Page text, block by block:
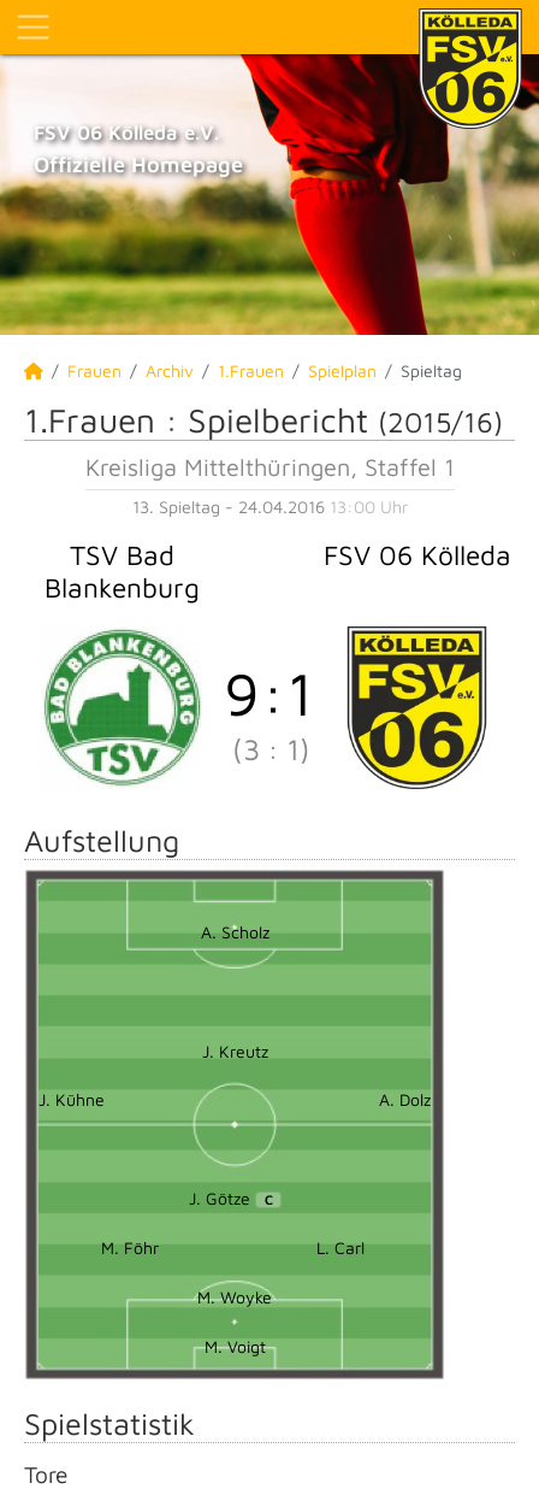
FSV 06 Kölleda e.V.
Offizielle Homepage
Frauen Archiv 1.Frauen Spielplan Spieltag
1.Frauen : Spielbericht (2015/16)
Kreisliga Mittelthüringen, Staffel 1
13. Spieltag - 24.04.2016 13:00 Uhr
TSV Bad
Blankenburg
FSV 06 Kölleda
9 : 1
(3 : 1)
Aufstellung
A. Scholz
J. Kreutz
J. Kühne A. Dolz
J. Götze C
M. Föhr L. Carl
M. Woyke
M. Voigt
Spielstatistik
Tore